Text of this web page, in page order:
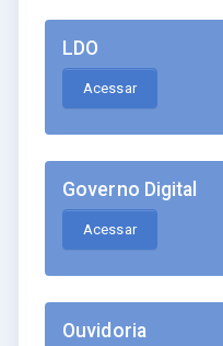
LDO
Acessar
Governo Digital
Acessar
Ouvidoria